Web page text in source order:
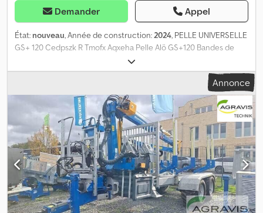
Demander Appel
État: nouveau, Année de construction:2024, PELLE UNIVERSELLE
GS+ 120 Cedpszk R Tmofx Aqxeha Pelle Alö GS+120 Bandes de
Annonce